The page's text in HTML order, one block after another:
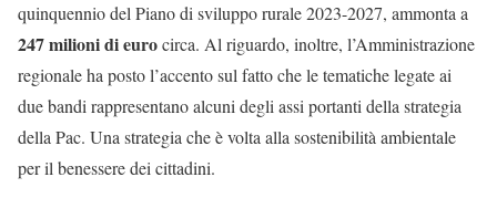
quinquennio del Piano di sviluppo rurale 2023-2027, ammonta a
247 milioni di eurocirca. Al riguardo, inoltre, l’Amministrazione
regionale ha posto l’accento sul fatto che le tematiche legate ai
due bandi rappresentano alcuni degli assi portanti della strategia
della Pac. Una strategia che è volta alla sostenibilità ambientale
per il benessere dei cittadini.